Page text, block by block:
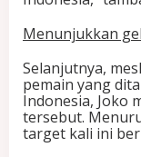
Menunjukkan
Selanjutnya,
pemain yang
Indonesia, Joko
tersebut.
target kali ini